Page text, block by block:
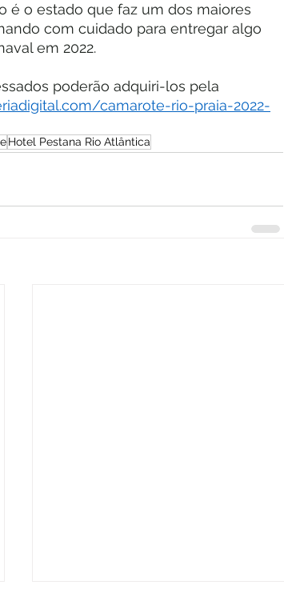
é o estado que faz um dos maiores
com cuidado para entregar algo
em 2022.
poderão adquiri-los pela
camarote-rio-praia-2022-
Hotel Pestana Rio Atlântica